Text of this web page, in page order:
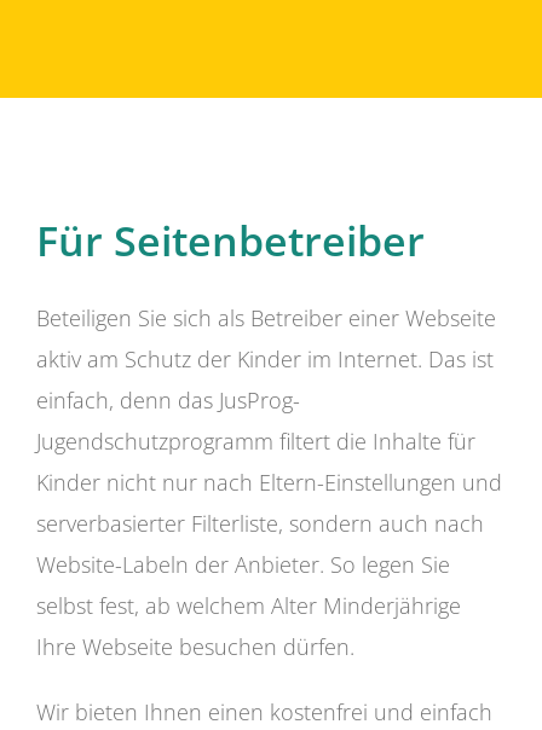
Für Seitenbetreiber
Beteiligen Sie sich als Betreiber einer Webseite
aktiv am Schutz der Kinder im Internet. Das ist
einfach, denn das JusProg-
Jugendschutzprogramm filtert die Inhalte für
Kinder nicht nur nach Eltern-Einstellungen und
serverbasierter Filterliste, sondern auch nach
Website-Labeln der Anbieter. So legen Sie
selbst fest, ab welchem Alter Minderjährige
Ihre Webseite besuchen dürfen.
Wir bieten Ihnen einen kostenfrei und einfach